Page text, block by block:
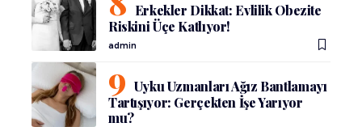
Erkekler Dikkat: Evlilik Obezite
Riskini Üçe Katlıyor!
admin
Uyku Uzmanları Ağız Bantlamayı
Tartışıyor: Gerçekten İşe Yarıyor
mu?